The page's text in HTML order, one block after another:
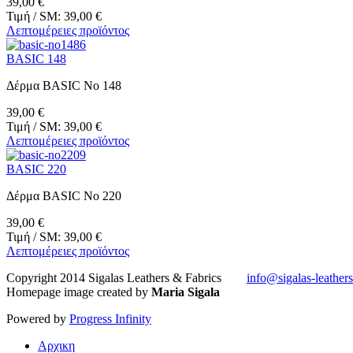
Τιμή / SM: 39,00 €
Λεπτομέρειες προϊόντος
BASIC 148
Δέρμα BASIC Νο 148
39,00 €
Τιμή / SM: 39,00 €
Λεπτομέρειες προϊόντος
BASIC 220
Δέρμα BASIC No 220
39,00 €
Τιμή / SM: 39,00 €
Λεπτομέρειες προϊόντος
Copyright 2014 Sigalas Leathers & Fabrics info@sigalas-
Homepage image created by Maria Sigala
Powered by Progress Infinity
Αρχικη